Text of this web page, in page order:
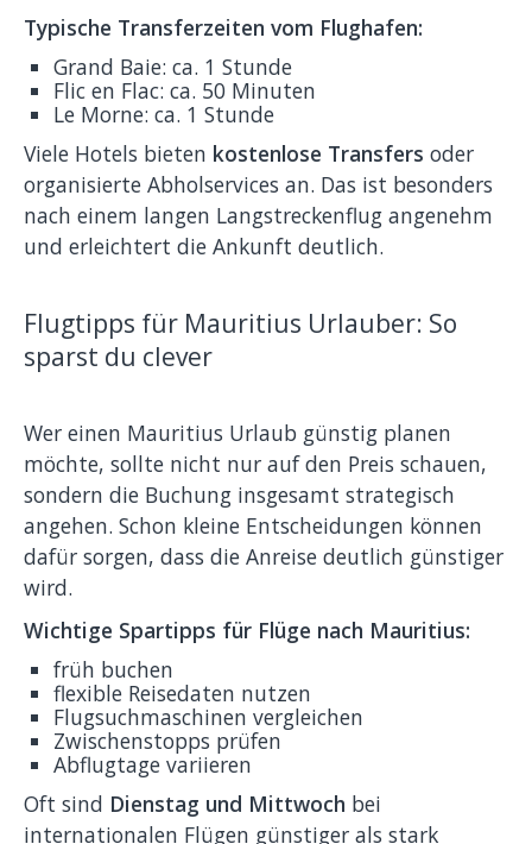
Typische Transferzeiten vom Flughafen:
Grand Baie: ca. 1 Stunde
Flic en Flac: ca. 50 Minuten
Le Morne: ca. 1 Stunde
Viele Hotels bieten kostenlose Transfers oder
organisierte Abholservices an. Das ist besonders
nach einem langen Langstreckenflug angenehm
und erleichtert die Ankunft deutlich.
Flugtipps für Mauritius Urlauber: So
sparst du clever
Wer einen Mauritius Urlaub günstig planen
möchte, sollte nicht nur auf den Preis schauen,
sondern die Buchung insgesamt strategisch
angehen. Schon kleine Entscheidungen können
dafür sorgen, dass die Anreise deutlich günstiger
wird.
Wichtige Spartipps für Flüge nach Mauritius:
früh buchen
flexible Reisedaten nutzen
Flugsuchmaschinen vergleichen
Zwischenstopps prüfen
Abflugtage variieren
Oft sind Dienstag und Mittwoch bei
internationalen Flügen günstiger als stark